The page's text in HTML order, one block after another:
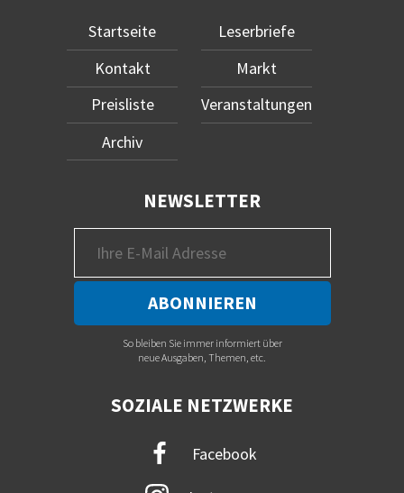
Startseite
Kontakt
Preisliste
Archiv
Leserbriefe
Markt
Veranstaltungen
NEWSLETTER
So bleiben Sie immer informiert über
neue Ausgaben, Themen, etc.
SOZIALE NETZWERKE
Facebook